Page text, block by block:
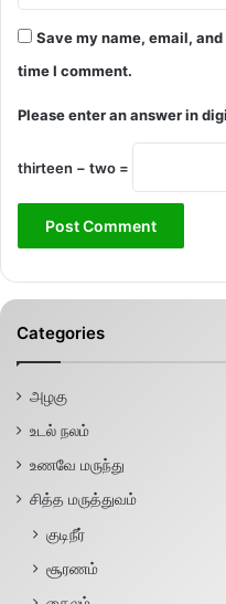
Save my name, email,
time I comment.
Please enter an answer in
thirteen − two =
Categories
அழகு
உடல் நலம்
உணவே மருந்து
சித்த மருத்துவம்
குடிநீர்
சூரணம்